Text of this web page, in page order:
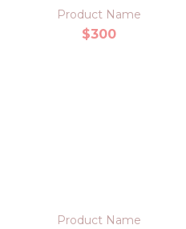
Product Name
$300
Product Name